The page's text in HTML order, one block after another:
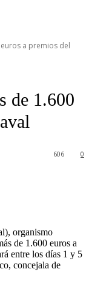
a premios del
de 1.600
0
606
organismo
de 1.600 euros a
entre los días 1 y 5
concejala de